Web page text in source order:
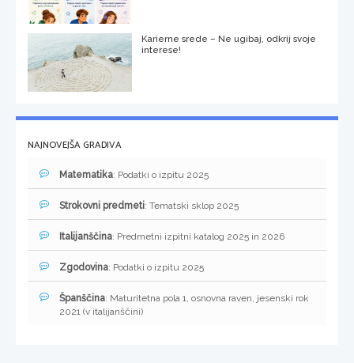
Karierne srede – Ne ugibaj, odkrij svoje
interese!
NAJNOVEJŠA GRADIVA
Matematika: Podatki o izpitu 2025
Strokovni predmeti: Tematski sklop 2025
Italijanščina: Predmetni izpitni katalog 2025 in 2026
Zgodovina: Podatki o izpitu 2025
Španščina: Maturitetna pola 1, osnovna raven, jesenski rok
2021 (v italijanščini)